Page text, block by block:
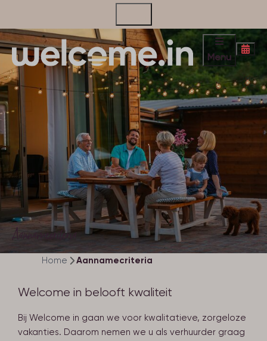
Menu
Aannamecriteria
Home Aannamecriteria
Welcome in belooft kwaliteit
Bij Welcome in gaan we voor kwalitatieve, zorgeloze
vakanties. Daarom nemen we u als verhuurder graag